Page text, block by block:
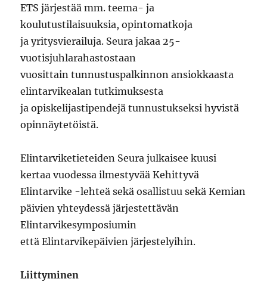
ETS järjestää mm. teema- ja
koulutustilaisuuksia, opintomatkoja
ja yritysvierailuja. Seura jakaa 25-
vuotisjuhlarahastostaan
vuosittain tunnustuspalkinnon ansiokkaasta
elintarvikealan tutkimuksesta
ja opiskelijastipendejä tunnustukseksi hyvistä
opinnäytetöistä.
Elintarviketieteiden Seura julkaisee kuusi
kertaa vuodessa ilmestyvää Kehittyvä
Elintarvike -lehteä sekä osallistuu sekä Kemian
päivien yhteydessä järjestettävän
Elintarvikesymposiumin
että Elintarvikepäivien järjestelyihin.
Liittyminen